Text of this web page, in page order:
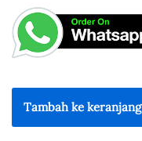
Tambah ke keranjang